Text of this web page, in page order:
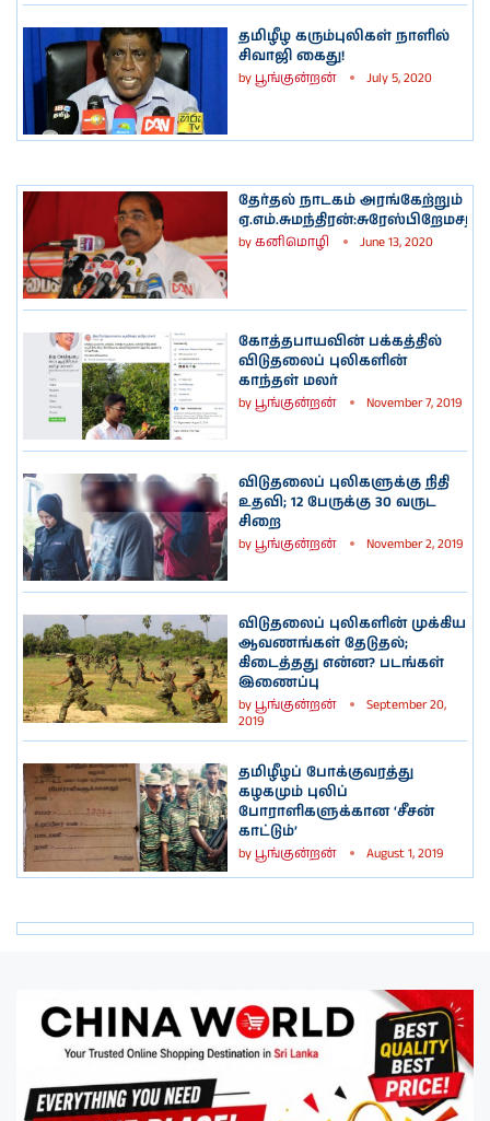
தமிழீழ கரும்புலிகள் நாளில்
சிவாஜி கைது!
by பூங்குன்றன் July 5, 2020
தேர்தல் நாடகம் அரங்கேற்றும்
byகனிமொழி June 13, 2020
கோத்தபாயவின் பக்கத்தில்
விடுதலைப் புலிகளின்
காந்தள் மலர்
by பூங்குன்றன் November 7, 2019
விடுதலைப் புலிகளுக்கு நிதி
உதவி; 12 பேருக்கு 30 வருட
சிறை
by பூங்குன்றன் November 2, 2019
விடுதலைப் புலிகளின் முக்கிய
ஆவணங்கள் தேடுதல்;
கிடைத்தது என்ன? படங்கள்
இணைப்பு
by பூங்குன்றன்
September 20,
2019
தமிழீழப் போக்குவரத்து
கழகமும் புலிப்
போராளிகளுக்கான ‘சீசன்
காட்டும்’
by பூங்குன்றன் August 1, 2019